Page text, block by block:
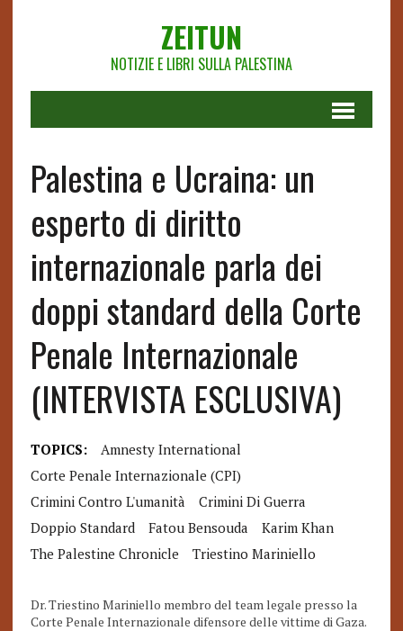
ZEITUN
NOTIZIE E LIBRI SULLA PALESTINA
Palestina e Ucraina: un
esperto di diritto
internazionale parla dei
doppi standard della Corte
Penale Internazionale
(INTERVISTA ESCLUSIVA)
TOPICS:
Amnesty International
Corte Penale Internazionale (CPI)
Crimini Contro L'umanità
Crimini Di Guerra
Doppio Standard
Fatou Bensouda
Karim Khan
The Palestine Chronicle
Triestino Mariniello
Dr. Triestino Mariniello membro del team legale presso la
Corte Penale Internazionale difensore delle vittime di Gaza.